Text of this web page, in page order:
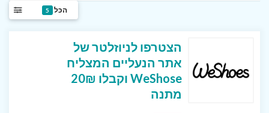
הכל 5
הצטרפו לניוזלטר של
אתר הנעליים המצליח
WeShose וקבלו 20₪
מתנה